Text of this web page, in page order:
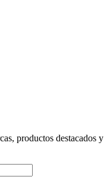
productos destacados y